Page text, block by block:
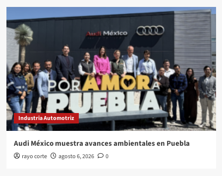
Industria Automotriz
Audi México muestra avances ambientales en Puebla
rayo corte agosto 6, 2026 0